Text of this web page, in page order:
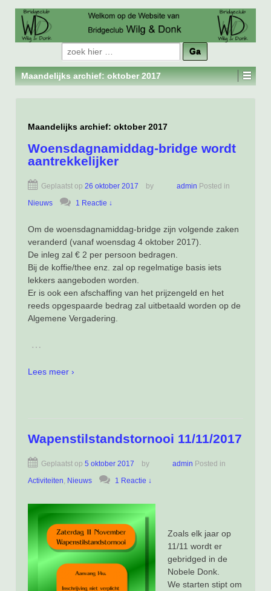
Zoeken
naar:
Maandelijks archief:oktober 2017
Maandelijks archief: oktober 2017
Woensdagnamiddag-bridge wordt
aantrekkelijker
Geplaatst op 26 oktober 2017 by admin Posted in
Nieuws
1 Reactie ↓
Om de woensdagnamiddag-bridge zijn volgende zaken
veranderd (vanaf woensdag 4 oktober 2017).
De inleg zal € 2 per persoon bedragen.
Bij de koffie/thee enz. zal op regelmatige basis iets
lekkers aangeboden worden.
Er is ook een afschaffing van het prijzengeld en het
reeds opgespaarde bedrag zal uitbetaald worden op de
Algemene Vergadering.
…
Lees meer ›
Wapenstilstandstornooi 11/11/2017
Geplaatst op 5 oktober 2017 by admin Posted in
Activiteiten Nieuws 1 Reactie ↓
Zoals elk jaar op
11/11 wordt er
gebridged in de
Nobele Donk.
We starten stipt om